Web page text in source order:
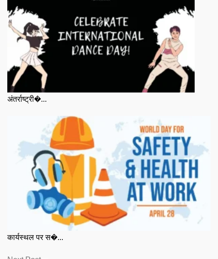
अंतर्राष्ट्री�...
कार्यस्थल पर स�...